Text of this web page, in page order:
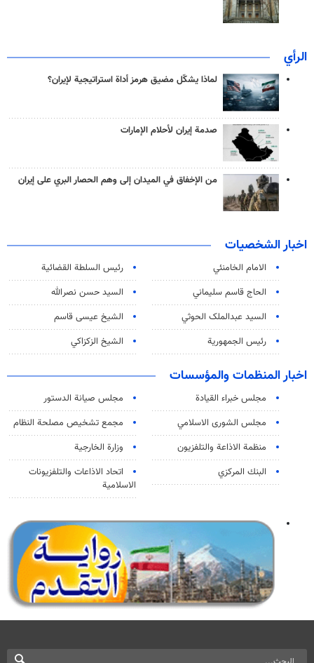
الرأي
لماذا يشكّل مضيق هرمز أداة استراتيجية لإيران؟
صدمة إيران لأحلام الإمارات
من الإخفاق في الميدان إلى وهم الحصار البري على إيران
اخبار الشخصيات
الامام الخامنئي
رئیس السلطة القضائیة
الحاج قاسم سليماني
السيد حسن نصرالله
السید عبدالملک الحوثي
الشيخ عيسى قاسم
رئيس الجمهورية
الشيخ الزكزاكي
اخبار المنظمات والمؤسسات
مجلس خبراء القيادة
مجلس صيانة الدستور
مجلس الشورى الاسلامي
مجمع تشخيص مصلحة النظام
منظمة الاذاعة والتلفزیون
وزارة الخارجية
البنك المركزي
اتحاد الاذاعات والتلفزيونات
الاسلامية